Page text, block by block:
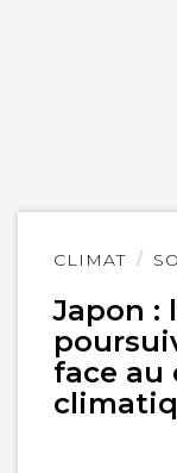
CLIMAT
Japon :
face au
Lire